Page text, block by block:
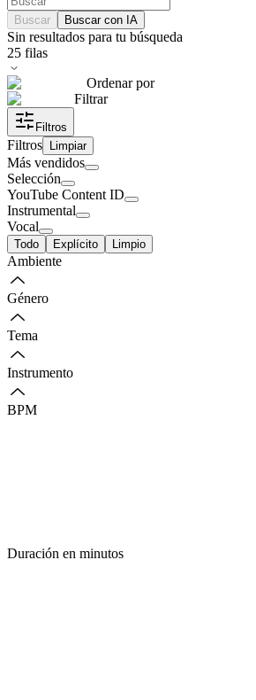
Buscar Buscar con IA
Sin resultados para tu búsqueda
25 filas
Ordenar por
Filtrar
Filtros
Filtros Limpiar
Más vendidos
Selección
YouTube Content ID
Instrumental
Vocal
Todo Explícito Limpio
Ambiente
Género
Tema
Instrumento
BPM
Duración en minutos